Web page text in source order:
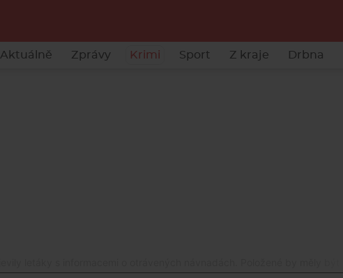
Aktuálně Zprávy Krimi Sport Z kraje Drbna